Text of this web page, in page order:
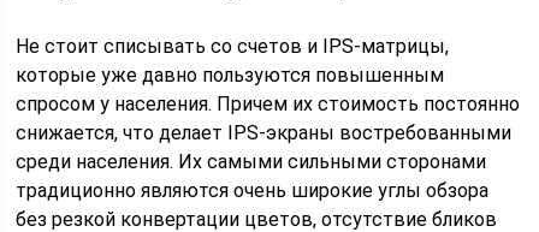
Не стоит списывать со счетов и IPS-матрицы,
которые уже давно пользуются повышенным
спросом у населения. Причем их стоимость постоянно
снижается, что делает IPS-экраны востребованными
среди населения. Их самыми сильными сторонами
традиционно являются очень широкие углы обзора
без резкой конвертации цветов, отсутствие бликов